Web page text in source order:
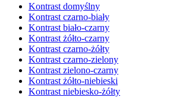
Kontrast domyślny
Kontrast czarno-biały
Kontrast biało-czarny
Kontrast żółto-czarny
Kontrast czarno-żółty
Kontrast czarno-zielony
Kontrast zielono-czarny
Kontrast żółto-niebieski
Kontrast niebiesko-żółty